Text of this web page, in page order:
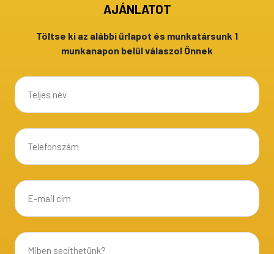
AJÁNLATOT
Töltse ki az alábbi űrlapot és munkatársunk 1
munkanapon belül válaszol Önnek